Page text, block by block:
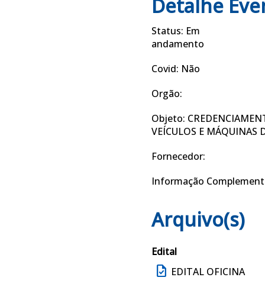
Detalhe
Status: Em
andamento
Covid: Não
Orgão:
Objeto:
VEÍCULOS E MÁQUINAS
Fornecedor:
Informação
Arquivo(s)
Edital
task EDITAL OFICINA